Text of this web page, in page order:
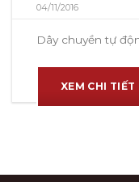
04/11/2016
Dây chuyền tự
XEM CHI TIẾT